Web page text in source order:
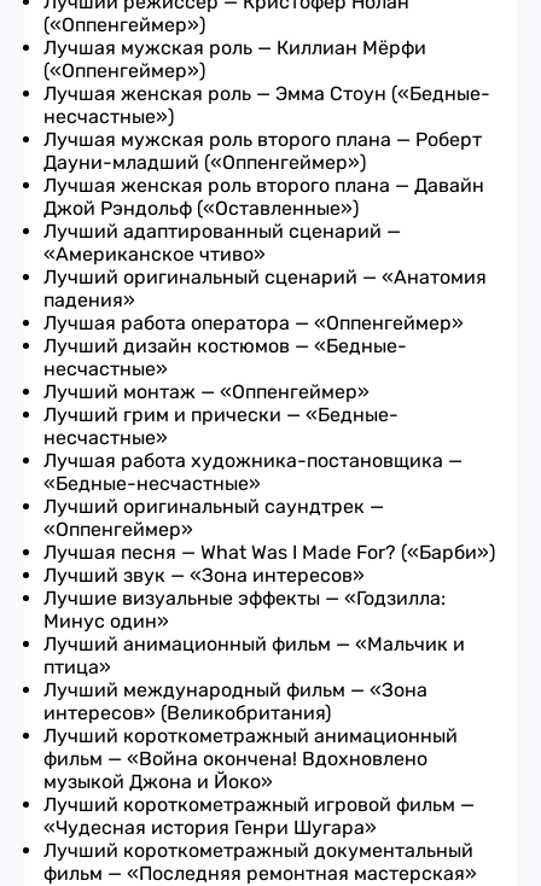
(«Оппенгеймер»)
Лучшая мужская роль — Киллиан Мёрфи
(«Оппенгеймер»)
Лучшая женская роль — Эмма Стоун («Бедные-
несчастные»)
Лучшая мужская роль второго плана — Роберт
Дауни-младший («Оппенгеймер»)
Лучшая женская роль второго плана — Давайн
Джой Рэндольф («Оставленные»)
Лучший адаптированный сценарий —
«Американское чтиво»
Лучший оригинальный сценарий — «Анатомия
падения»
Лучшая работа оператора — «Оппенгеймер»
Лучший дизайн костюмов — «Бедные-
несчастные»
Лучший монтаж — «Оппенгеймер»
Лучший грим и прически — «Бедные-
несчастные»
Лучшая работа художника-постановщика —
«Бедные-несчастные»
Лучший оригинальный саундтрек —
«Оппенгеймер»
Лучшая песня — What Was I Made For? («Барби»)
Лучший звук — «Зона интересов»
Лучшие визуальные эффекты — «Годзилла:
Минус один»
Лучший анимационный фильм — «Мальчик и
птица»
Лучший международный фильм — «Зона
интересов» (Великобритания)
Лучший короткометражный анимационный
фильм — «Война окончена! Вдохновлено
музыкой Джона и Йоко»
Лучший короткометражный игровой фильм —
«Чудесная история Генри Шугара»
Лучший короткометражный документальный
фильм — «Последняя ремонтная мастерская»